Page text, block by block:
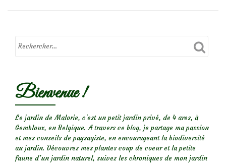
courir
pour
elles’
Bienvenue !
Le jardin de Malorie, c'est un petit jardin privé, de 4 ares, à
Gembloux, en Belgique. A travers ce blog, je partage ma passion
et mes conseils de paysagiste, en encourageant la biodiversité
au jardin. Découvrez mes plantes coup de coeur et la petite
faune d’un jardin naturel, suivez les chroniques de mon jardin